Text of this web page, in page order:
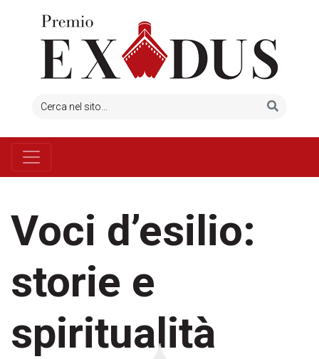
Voci d’esilio:
storie e
spiritualità